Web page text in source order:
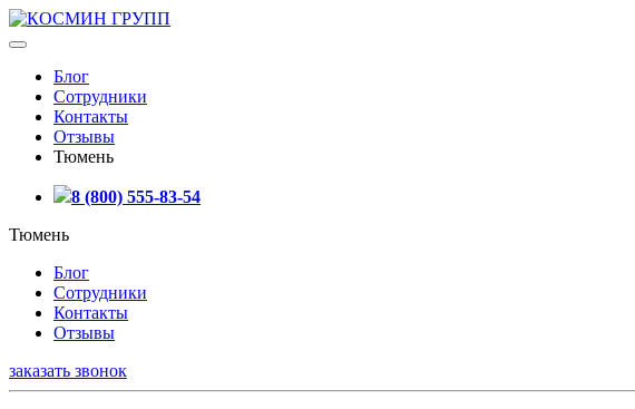
Блог
Сотрудники
Контакты
Отзывы
Тюмень
8 (800) 555-83-54
Тюмень
Блог
Сотрудники
Контакты
Отзывы
заказать звонок